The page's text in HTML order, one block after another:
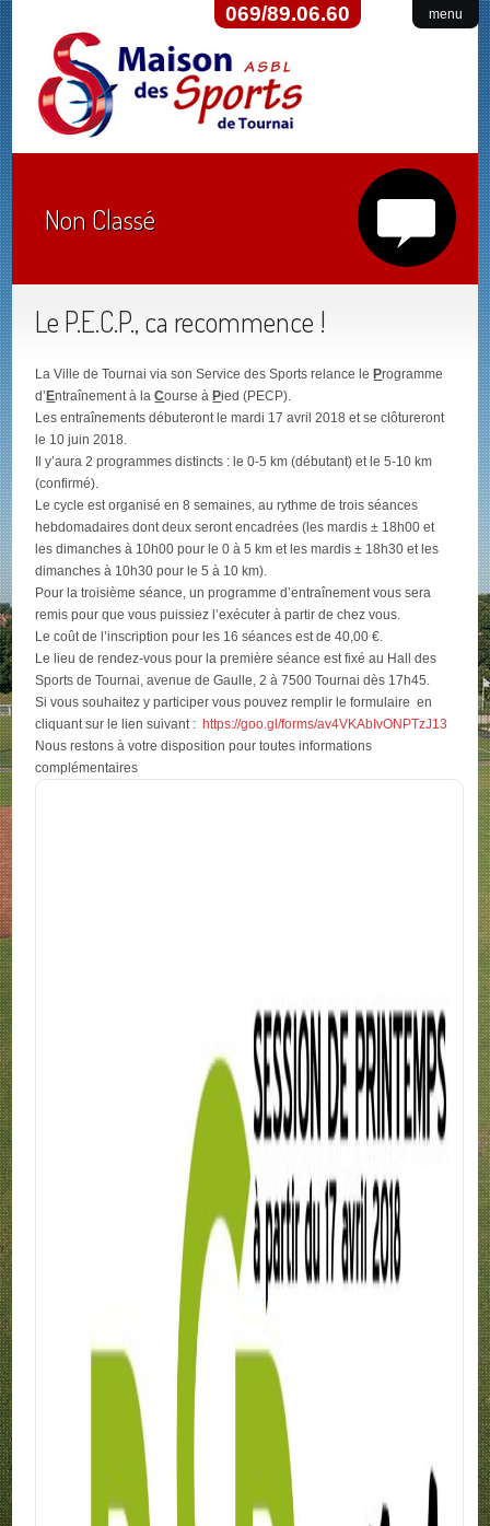
menu
069/89.06.60
Non Classé
Le P.E.C.P., ca recommence !
La Ville de Tournai via son Service des Sports relance le Programme
d’ Entraînement à laCourse à Pied (PECP).
Les entraînements débuteront le mardi 17 avril 2018 et se clôtureront
le 10 juin 2018.
Il y’aura 2 programmes distincts : le 0-5 km (débutant) et le 5-10 km
(confirmé).
Le cycle est organisé en 8 semaines, au rythme de trois séances
hebdomadaires dont deux seront encadrées (les mardis ± 18h00 et
les dimanches à 10h00 pour le 0 à 5 km et les mardis ± 18h30 et les
dimanches à 10h30 pour le 5 à 10 km).
Pour la troisième séance, un programme d’entraînement vous sera
remis pour que vous puissiez l’exécuter à partir de chez vous.
Le coût de l’inscription pour les 16 séances est de 40,00 €.
Le lieu de rendez-vous pour la première séance est fixé au Hall des
Sports de Tournai, avenue de Gaulle, 2 à 7500 Tournai dès 17h45.
Si vous souhaitez y participer vous pouvez remplir le formulaire en
cliquant sur le lien suivant : https://goo.gl/forms/av4VKAbIvONPTzJ13
Nous restons à votre disposition pour toutes informations
complémentaires